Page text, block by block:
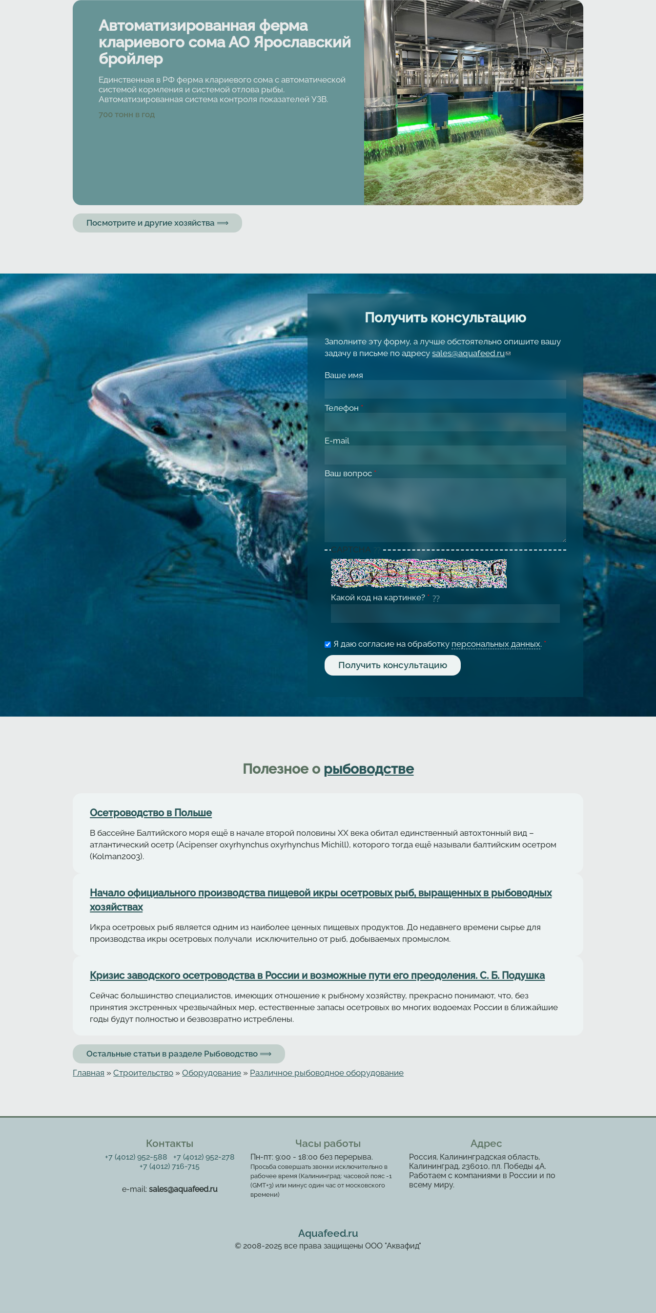
Автоматизированная ферма
клариевого сома АО Ярославский
бройлер
Единственная в РФ ферма клариевого сома с автоматической
системой кормления и системой отлова рыбы.
Автоматизированная система контроля показателей УЗВ.
Характеристики
700 тонн в год
Посмотрите и другие хозяйства ⟹
Получить консультацию
Заполните эту форму, а лучше обстоятельно опишите вашу
задачу в письме по адресуsales@aquafeed.ru(link sends e-mail)
Ваше имя
Телефон *
E-mail
Ваш вопрос *
CAPTCHA
Какой код на картинке? *
Я даю согласие на обработку персональных данных. *
Полезное о рыбоводстве
Осетрoводствo в Польше
В бассейне Балтийского моря ещё в начале второй половины ХХ века обитал единственный автохтонный вид –
aтлaнтичеcкий осетр (Acipenser oxyrhynchus oxyrhynchus Michill), которого тогда ещё называли балтийским осетром
(Kolman2003).
Начало официального производства пищевой икры осетровых рыб, выращенных в рыбоводных
хозяйствах
Икра осетровых рыб является одним из наиболее ценных пищевых продуктов. До недавнего времени сырье для
производства икры осетровых получали исключительно от рыб, добываемых промыслом.
Кризис заводского осетроводства в России и возможные пути его преодоления. С. Б. Подушка
Сейчас большинство специалистов, имеющих отношение к рыбному хозяйству, прекрасно понимают, что, без
принятия экстренных чрезвычайных мер, естественные запасы осетровых во многих водоемах России в ближайшие
годы будут полностью и безвозвратно истреблены.
Остальные статьи в разделе Рыбоводство ⟹
Главная »Строительство »Оборудование » Различное рыбоводное оборудование
Контакты
+7 (4012) 952-588
+7 (4012) 952-278
+7 (4012) 716-715
e-mail: sales@aquafeed.ru
Часы работы
Пн-пт: 9:00 - 18:00 без перерыва.
Просьба совершать звонки исключительно в
рабочее время (Калининград: часовой пояс -1
(GMT+3) или минус один час от московского
времени)
Адрес
Россия, Калининградская область,
Калининград, 236010, пл. Победы 4А.
Работаем с компаниями в России и по
всему миру.
Aquafeed.ru
© 2008-2025 все права защищены ООО "Аквафид"